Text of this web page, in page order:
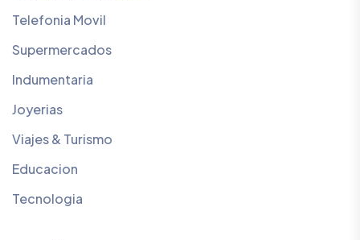
Telefonia Movil
Supermercados
Indumentaria
Joyerias
Viajes & Turismo
Educacion
Tecnologia